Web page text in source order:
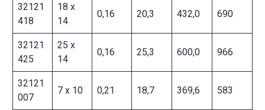
32121
418
18 x
14
0,16 20,3 432,0 690
32121
425
25 x
14
0,16 25,3 600,0 966
32121
007
7 x 10 0,21 18,7 369,6 583